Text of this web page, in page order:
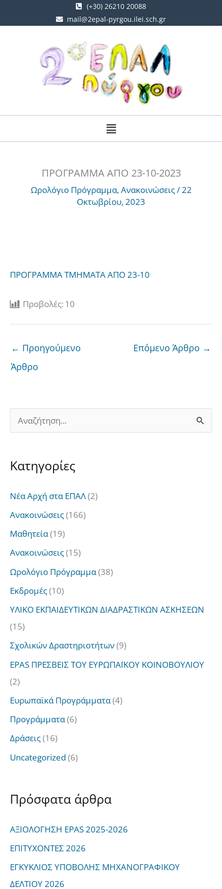
(+30) 26210 20088
mail@2epal-pyrgou.ilei.sch.gr
Menu
ΠΡΟΓΡΑΜΜΑ ΑΠΟ 23-10-2023
Ωρολόγιο Πρόγραμμα, Ανακοινώσεις/22
Οκτωβρίου, 2023
ΠΡΟΓΡΑΜΜΑ ΤΜΗΜΑΤΑ ΑΠΟ 23-10
Προβολές: 10
← Προηγούμενο
Άρθρο
Επόμενο Άρθρο →
ζ
σ
η
γ
ι
α
:
Kατηγορίες
Νέα Αρχή στα ΕΠΑΛ(2)
Ανακοινώσεις(166)
Μαθητεία(19)
Ανακοινώσεις(15)
Ωρολόγιο Πρόγραμμα(38)
Εκδρομές(10)
ΥΛΙΚΟ ΕΚΠΑΙΔΕΥΤΙΚΩΝ ΔΙΑΔΡΑΣΤΙΚΩΝ ΑΣΚΗΣΕΩΝ
(15)
Σχολικών Δραστηριοτήτων(9)
EPAS ΠΡΕΣΒΕΙΣ ΤΟΥ ΕΥΡΩΠΑΪΚΟΥ ΚΟΙΝΟΒΟΥΛΙΟΥ
(2)
Ευρωπαϊκά Προγράμματα(4)
Προγράμματα(6)
Δράσεις(16)
Uncategorized (6)
Πρόσφατα άρθρα
ΑΞΙΟΛΟΓΗΣΗ EPAS 2025-2026
ΕΠΙΤΥΧΟΝΤΕΣ 2026
ΕΓΚΥΚΛΙΟΣ ΥΠΟΒΟΛΗΣ ΜΗΧΑΝΟΓΡΑΦΙΚΟΥ
ΔΕΛΤΙΟΥ 2026